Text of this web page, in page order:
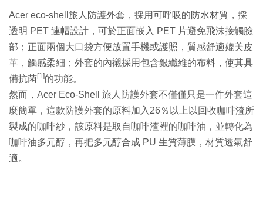
Acer eco-shell旅人防護外套，採用可呼吸的防水材質，採
透明 PET 連帽設計，可於正面嵌入 PET 片避免飛沫接觸臉
部；正面兩個大口袋方便放置手機或護照，質感舒適媲美皮
革，觸感柔細；外套的內襯採用包含銀纖維的布料，使其具
備抗菌[1]的功能。
然而，Acer Eco-Shell 旅人防護外套不僅僅只是一件外套這
麼簡單，這款防護外套的原料加入26％以上以回收咖啡渣所
製成的咖啡紗，該原料是取自咖啡渣裡的咖啡油，並轉化為
咖啡油多元醇，再把多元醇合成 PU 生質薄膜，材質透氣舒
適。